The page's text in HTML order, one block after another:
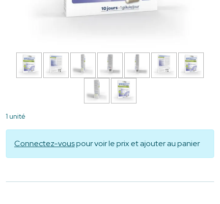
1 unité
Connectez-vouspour voir le prix et ajouter au panier